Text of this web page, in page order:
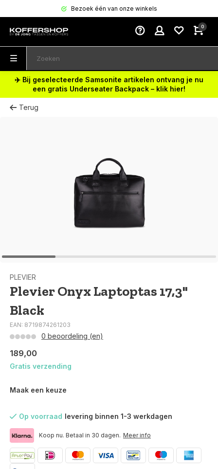
Bezoek één van onze winkels
0
✈️ Bij geselecteerde Samsonite artikelen ontvang je nu
een gratis Underseater Backpack – klik hier!
Terug
PLEVIER
Plevier Onyx Laptoptas 17,3"
Black
EAN: 8719874261203
0 beoordeling (en)
189,00
Gratis verzending
Maak een keuze
Op voorraad levering binnen 1-3 werkdagen
Koop nu. Betaal in 30 dagen. Meer info